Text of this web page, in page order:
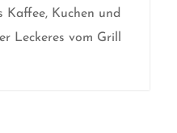
Kaffee, Kuchen und
Leckeres vom Grill